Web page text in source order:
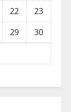
22
23
29
30